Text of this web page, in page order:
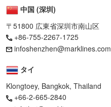
中国 (深圳)
〒51800 広東省深圳市南山区
+86-755-2267-1725
infoshenzhen@marklines.com
タイ
Klongtoey, Bangkok, Thailand
+66-2-665-2840